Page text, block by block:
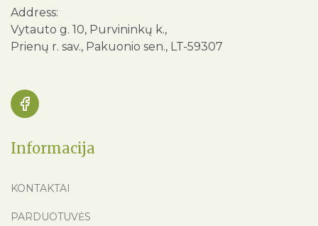
Address:
Vytauto g. 10, Purvininkų k.,
Prienų r. sav., Pakuonio sen., LT-59307
Informacija
KONTAKTAI
PARDUOTUVĖS